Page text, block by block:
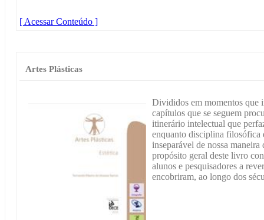
[ Acessar Conteúdo ]
Artes Plásticas
Divididos em momentos que
capítulos que se seguem
itinerário intelectual que
enquanto disciplina filosófica
inseparável de nossa
propósito geral deste livro
alunos e pesquisadores a
encobriram, ao longo dos